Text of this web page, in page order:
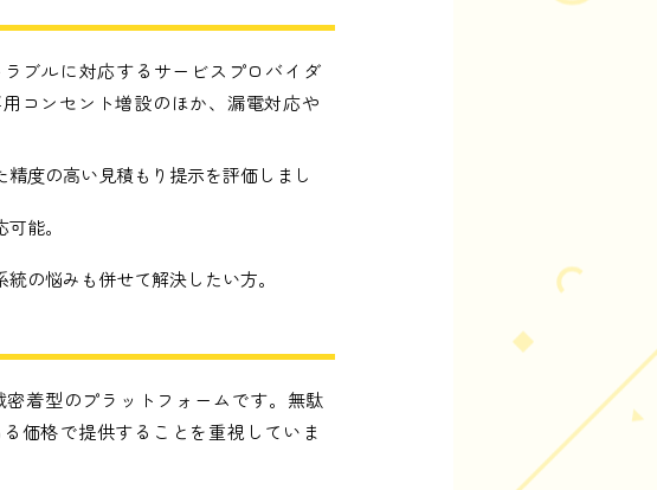
ブルに対応するサービスプロバイダ
コンセント増設のほか、漏電対応や
度の高い見積もり提示を評価しまし
能。
の悩みも併せて解決したい方。
着型のプラットフォームです。無駄
価格で提供することを重視していま